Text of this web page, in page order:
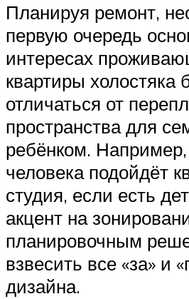
Планируя ремонт,
первую очередь
интересах
квартиры холостяка
отличаться от
пространства для
ребёнком.
человека подойдёт
студия, если есть
акцент на
планировочным
взвесить все «за» и
дизайна.